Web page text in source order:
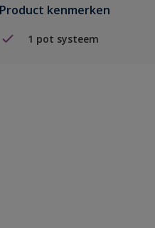
Product kenmerken
1 pot systeem